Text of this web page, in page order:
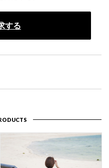
する